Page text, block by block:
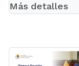
Más detalles